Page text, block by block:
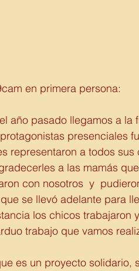
en primera persona:
año pasado llegamos a la
presenciales
representaron a todos sus
a las mamás
con nosotros  y
se llevó adelante para
los chicos trabajaron
trabajo que vamos
es un proyecto solidario,